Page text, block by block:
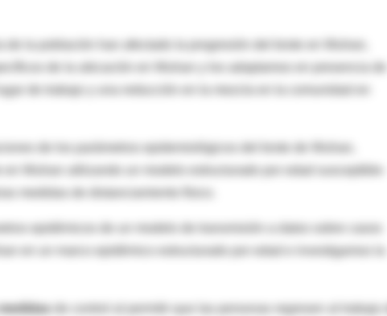
la población han afectado la progresión del brote en Wuhan,
de la ubicación en Wuhan y los adaptamos en presencia de
de trabajo y una reducción en la mezcla en la comunidad en
de los parámetros epidemiológicos del brote de Wuhan,
en un marco epidémico estructurado por edad e investigamos la
de control al permitir que las personas regresen al trabajo